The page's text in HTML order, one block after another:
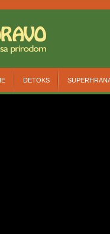
DETOKS